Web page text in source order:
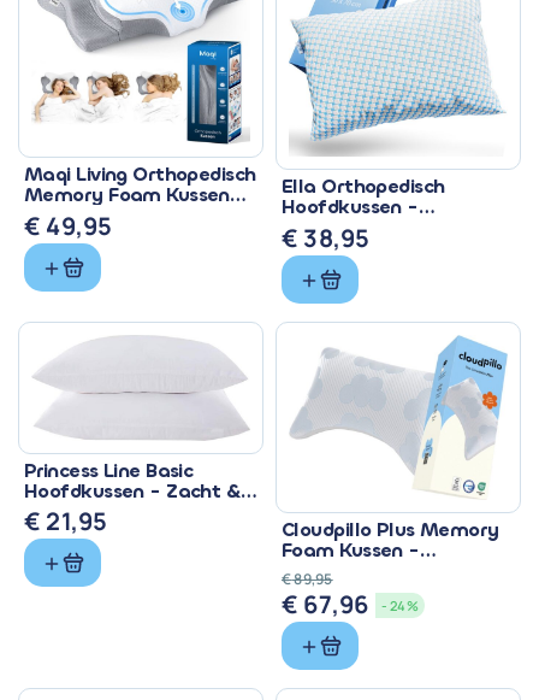
Maqi Living Orthopedisch
Memory Foam Kussen
voor Nekklachten
€ 49,95
Ella Orthopedisch
Hoofdkussen -
Traagschuim met
Bamboe
€ 38,95
Princess Line Basic
Hoofdkussen - Zacht &
Verstelbaar 60x70 cm
€ 21,95
Cloudpillo Plus Memory
Foam Kussen -
Verstelbaar & Koel
€89,95
Oorspronkelijke
prijs
was:
€ 67,96Huidige
- 24%